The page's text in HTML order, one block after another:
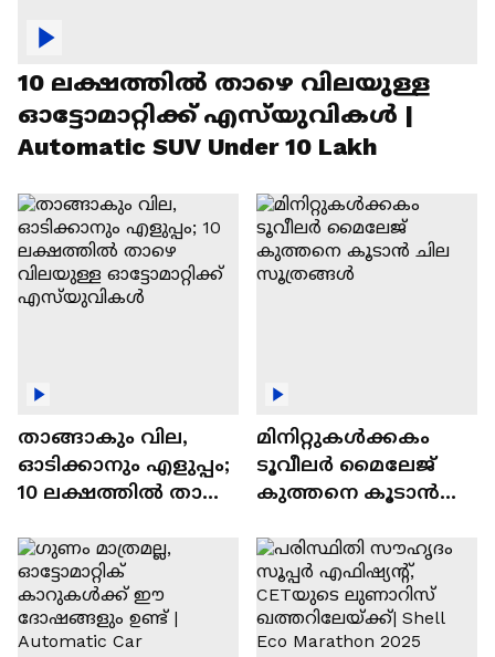
10 ലക്ഷത്തിൽ താഴെ വിലയുള്ള
ഓട്ടോമാറ്റിക്ക് എസ്‍യുവികൾ |
Automatic SUV Under 10 Lakh
താങ്ങാകും വില,
ഓടിക്കാനും എളുപ്പം;
10 ലക്ഷത്തിൽ താഴെ
ഓട്ടോമാറ്റിക്ക്
എസ്‍യുവികൾ
മിനിറ്റുകൾക്കകം
ടൂവീലർ മൈലേജ്
കുത്തനെ കൂടാൻ